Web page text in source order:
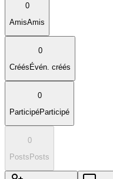
0
AmisAmis
0
Créés Évén. créés
0
ParticipéParticipé
0
Posts Posts